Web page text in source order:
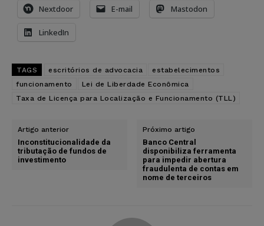
Nextdoor E-mail Mastodon
LinkedIn
TAGS escritórios de advocacia
estabelecimentos
funcionamento
Lei de Liberdade Econômica
Taxa de Licença para Localização e Funcionamento (TLL)
Artigo anterior
Inconstitucionalidade da
tributação de fundos de
investimento
Próximo artigo
Banco Central
disponibiliza ferramenta
para impedir abertura
fraudulenta de contas em
nome de terceiros